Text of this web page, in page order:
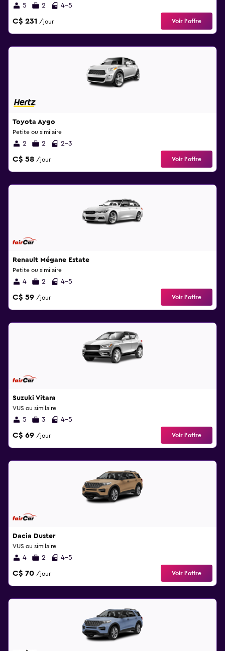
5 2 4-5
C$ 231 /jour Voir l’offre
Toyota Aygo
Petite ou similaire
2 2 2-3
C$ 58 /jour Voir l’offre
Renault Mégane Estate
Petite ou similaire
4 2 4-5
C$ 59 /jour Voir l’offre
Suzuki Vitara
VUS ou similaire
5 3 4-5
C$ 69 /jour Voir l’offre
Dacia Duster
VUS ou similaire
4 2 4-5
C$ 70 /jour Voir l’offre